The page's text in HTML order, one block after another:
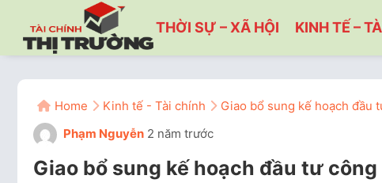
THỜI SỰ – XÃ HỘI KINH TẾ –
Home Kinh tế - Tài chính
Giao bổ sung kế hoạch đầu
Phạm Nguyễn 2 năm trước
Giao bổ sung kế hoạch đầu tư